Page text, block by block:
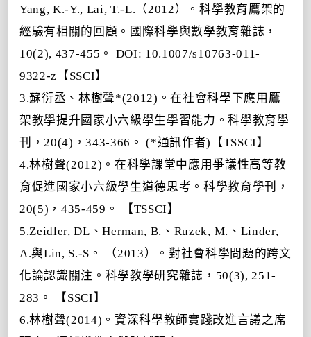
Yang, K.-Y., Lai, T.-L.（2012）。科學教育鷹架的
經驗有相關的回顧。國際科學與數學教育雜誌，
10(2), 437-455。 DOI: 10.1007/s10763-011-
9322-z【SSCI】
3.蘇衍丞、林樹聲*(2012)。在社會科學下應用鷹
架教學提升國家小六級學生學習能力。科學教育學
刊，20(4)，343-366。 (*通訊作者)【TSSCI】
4.林樹聲(2012)。在科學課堂中應用爭議性高等教
育促進國家小六級學生道德思考。科學教育學刊，
20(5)，435-459。 【TSSCI】
5.Zeidler, DL、Herman, B.、Ruzek, M.、Linder,
A.與Lin, S.-S。 （2013）。對社會科學問題的跨文
化論認識關注。科學教學研究雜誌，50(3), 251-
283。 【SSCI】
6.林樹聲(2014)。資深科學教師實踐改進言議之席